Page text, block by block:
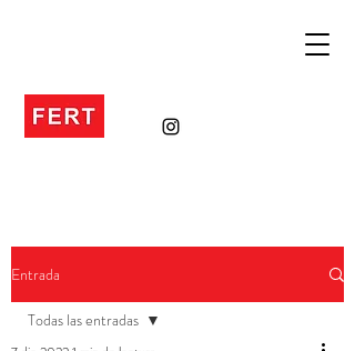
Entrada
Todas las entradas